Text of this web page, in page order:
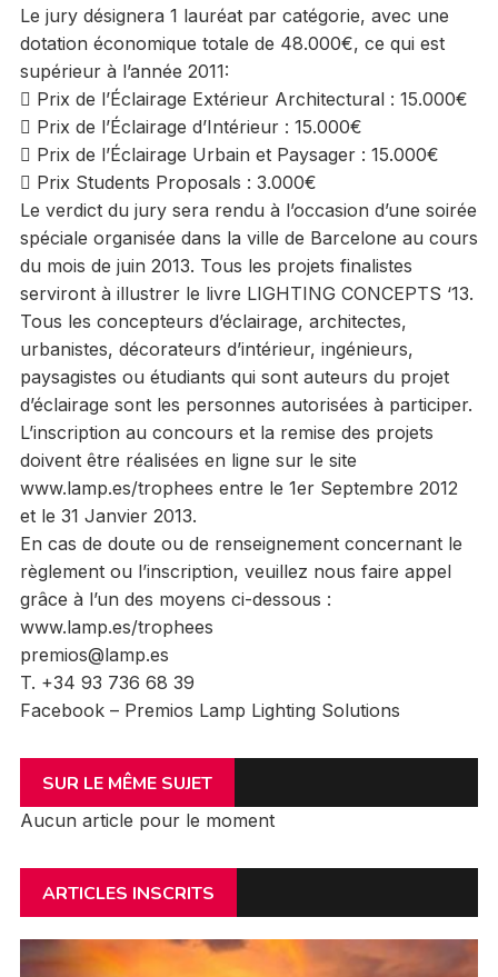
Le jury désignera 1 lauréat par catégorie, avec une
dotation économique totale de 48.000€, ce qui est
supérieur à l’année 2011:
 Prix de l’Éclairage Extérieur Architectural : 15.000€
 Prix de l’Éclairage d’Intérieur : 15.000€
 Prix de l’Éclairage Urbain et Paysager : 15.000€
 Prix Students Proposals : 3.000€
Le verdict du jury sera rendu à l’occasion d’une soirée
spéciale organisée dans la ville de Barcelone au cours
du mois de juin 2013. Tous les projets finalistes
serviront à illustrer le livre LIGHTING CONCEPTS ‘13.
Tous les concepteurs d’éclairage, architectes,
urbanistes, décorateurs d’intérieur, ingénieurs,
paysagistes ou étudiants qui sont auteurs du projet
d’éclairage sont les personnes autorisées à participer.
L’inscription au concours et la remise des projets
doivent être réalisées en ligne sur le site
www.lamp.es/trophees entre le 1er Septembre 2012
et le 31 Janvier 2013.
En cas de doute ou de renseignement concernant le
règlement ou l’inscription, veuillez nous faire appel
grâce à l’un des moyens ci-dessous :
www.lamp.es/trophees
premios@lamp.es
T. +34 93 736 68 39
Facebook – Premios Lamp Lighting Solutions
SUR LE MÊME SUJET
Aucun article pour le moment
ARTICLES INSCRITS